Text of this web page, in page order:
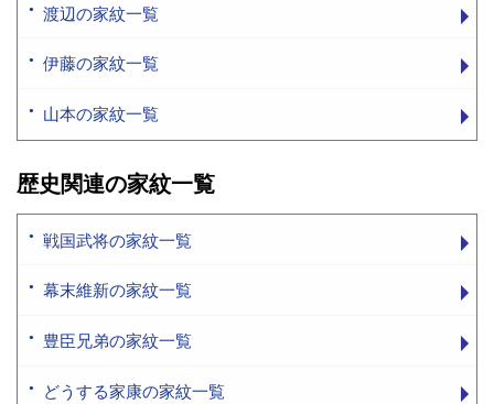
渡辺の家紋一覧
伊藤の家紋一覧
山本の家紋一覧
歴史関連の家紋一覧
戦国武将の家紋一覧
幕末維新の家紋一覧
豊臣兄弟の家紋一覧
どうする家康の家紋一覧